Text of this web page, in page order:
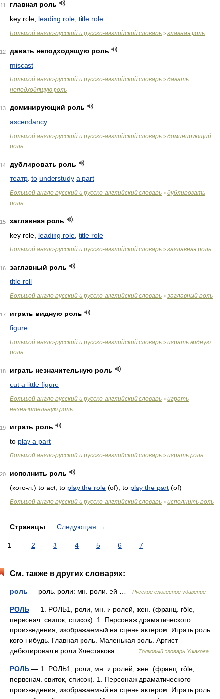
11
главная роль
key role, leading role title role
Большой англо-русский и русско-английский словарь > главная роль
12
давать неподходящую роль
miscast
Большой англо-русский и русско-английский словарь > давать
неподходящую роль
13
доминирующий роль
ascendancy
Большой англо-русский и русско-английский словарь > доминирующий
роль
14
дублировать роль
театр to understudy a part
Большой англо-русский и русско-английский словарь > дублировать
роль
15
заглавная роль
key role, leading role title role
Большой англо-русский и русско-английский словарь > заглавная роль
16
заглавный роль
title roll
Большой англо-русский и русско-английский словарь > заглавный роль
17
играть видную роль
figure
Большой англо-русский и русско-английский словарь > играть видную
роль
18
играть незначительную роль
cut a little figure
Большой англо-русский и русско-английский словарь > играть
незначительную роль
19
играть роль
to play a part
Большой англо-русский и русско-английский словарь > играть роль
20
исполнить роль
(кого-л.) to act, to play the role (of), to play the part (of)
Большой англо-русский и русско-английский словарь > исполнить роль
Страницы Следующая →
1 2 3 4 5 6 7
См. также в других словарях:
роль — роль, роли; мн. роли, ей … Русское словесное ударение
РОЛЬ — 1. РОЛЬ1, роли, мн. и ролей, жен. (франц. rôle,
первонач. свиток, список). 1. Персонаж драматического
произведения, изображаемый на сцене актером. Играть роль
кого нибудь. Главная роль. Маленькая роль. Артист
дебютировал в роли Хлестакова.… …
Толковый словарь Ушакова
РОЛЬ — 1. РОЛЬ1, роли, мн. и ролей, жен. (франц. rôle,
первонач. свиток, список). 1. Персонаж драматического
произведения, изображаемый на сцене актером. Играть роль